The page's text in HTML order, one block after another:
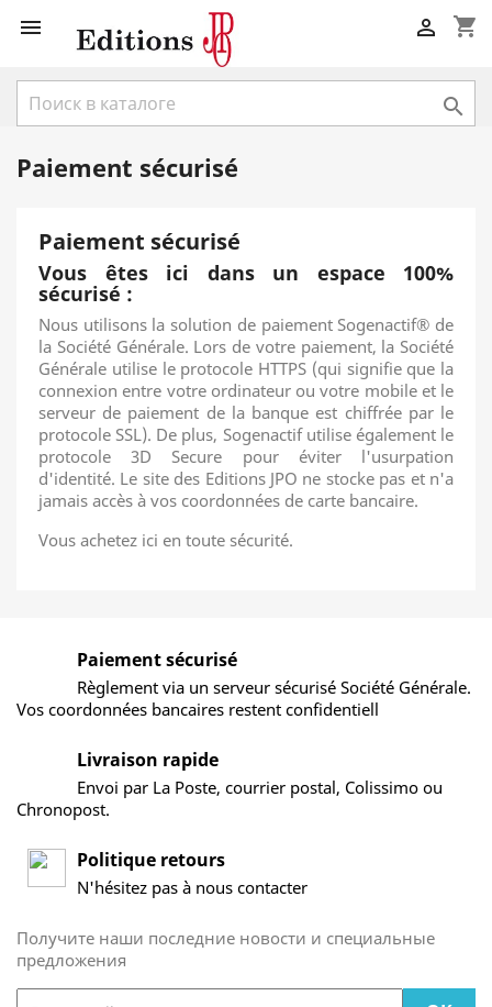
 shopping_cart


Paiement sécurisé
Paiement sécurisé
Vous êtes ici dans un espace 100%
sécurisé :
Nous utilisons la solution de paiement Sogenactif® de
la Société Générale. Lors de votre paiement, la Société
Générale utilise le protocole HTTPS (qui signifie que la
connexion entre votre ordinateur ou votre mobile et le
serveur de paiement de la banque est chiffrée par le
protocole SSL). De plus, Sogenactif utilise également le
protocole 3D Secure pour éviter l'usurpation
d'identité. Le site des Editions JPO ne stocke pas et n'a
jamais accès à vos coordonnées de carte bancaire.
Vous achetez ici en toute sécurité.
Paiement sécurisé
Règlement via un serveur sécurisé Société Générale.
Vos coordonnées bancaires restent confidentiell
Livraison rapide
Envoi par La Poste, courrier postal, Colissimo ou
Chronopost.
Politique retours
N'hésitez pas à nous contacter
Получите наши последние новости и специальные
предложения